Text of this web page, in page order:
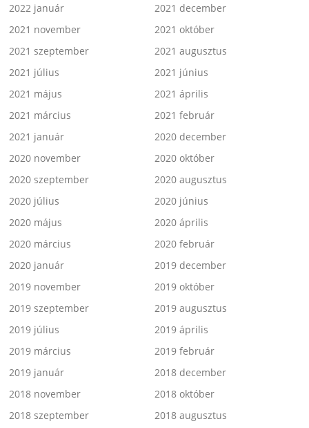
2022 január
2021 december
2021 november
2021 október
2021 szeptember
2021 augusztus
2021 július
2021 június
2021 május
2021 április
2021 március
2021 február
2021 január
2020 december
2020 november
2020 október
2020 szeptember
2020 augusztus
2020 július
2020 június
2020 május
2020 április
2020 március
2020 február
2020 január
2019 december
2019 november
2019 október
2019 szeptember
2019 augusztus
2019 július
2019 április
2019 március
2019 február
2019 január
2018 december
2018 november
2018 október
2018 szeptember
2018 augusztus